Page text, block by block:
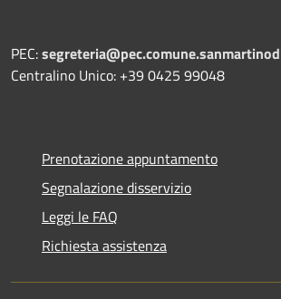
PEC:
Centralino Unico: +39 0425 99048
Prenotazione appuntamento
Segnalazione disservizio
Leggi le FAQ
Richiesta assistenza